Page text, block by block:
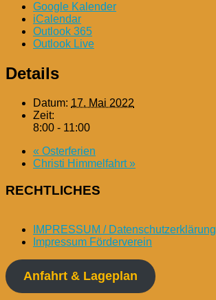
Google Kalender
iCalendar
Outlook 365
Outlook Live
Details
Datum: 17. Mai 2022
Zeit:
8:00 - 11:00
« Osterferien
Christi Himmelfahrt»
RECHTLICHES
IMPRESSUM / Datenschutzerklärung
Impressum Förderverein
Anfahrt & Lageplan